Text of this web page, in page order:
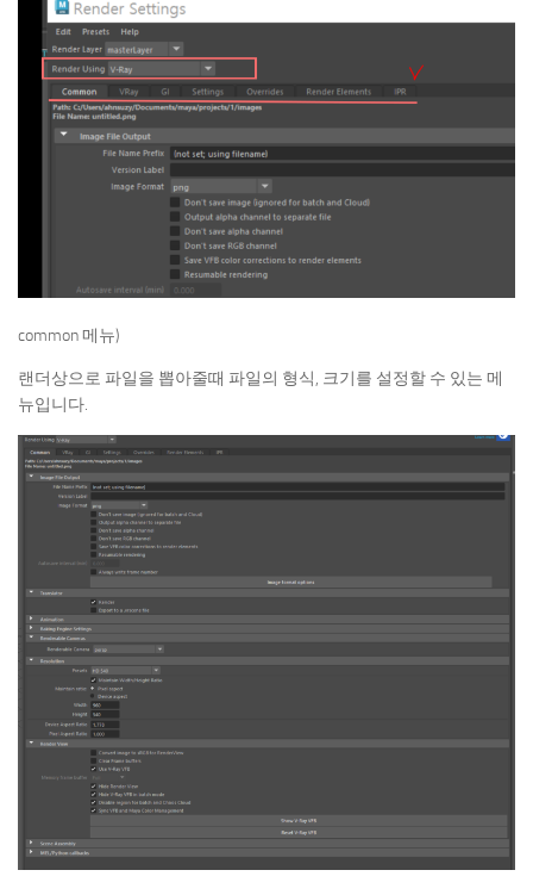
common 메뉴)
랜더상으로 파일을 뽑아줄때 파일의 형식, 크기를 설정할 수 있는 메
뉴입니다.